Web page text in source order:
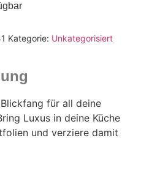
Kategorie: Unkategorisiert
für all deine
Luxus in deine Küche
und verziere damit